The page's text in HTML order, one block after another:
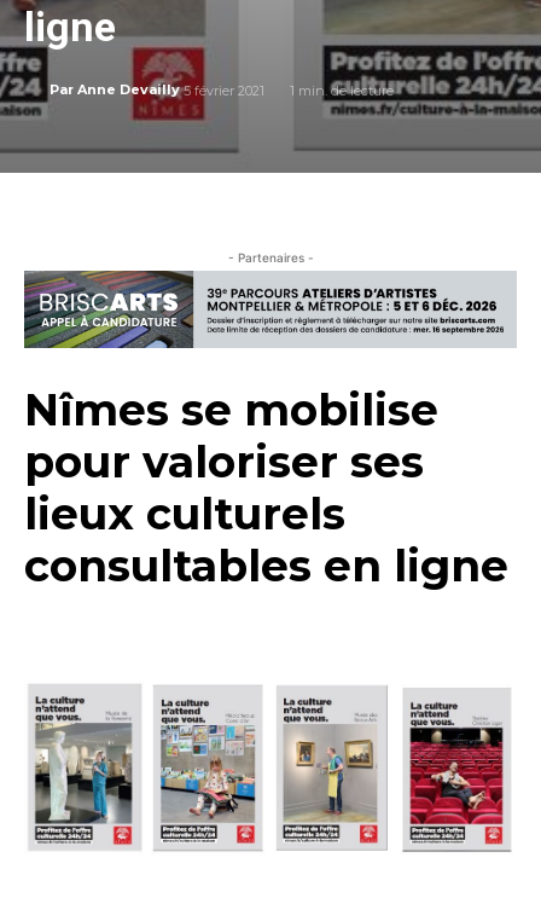
ligne
Par Anne Devailly 5 février 2021 1 min. de lecture
- Partenaires -
Nîmes se mobilise
pour valoriser ses
lieux culturels
consultables en ligne